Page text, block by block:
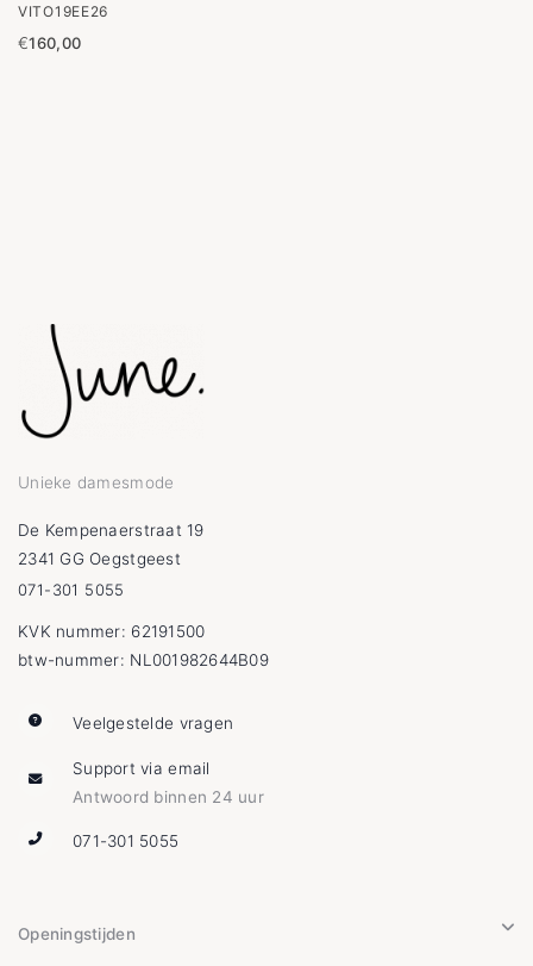
VITO19EE26
€160,00
Unieke damesmode
De Kempenaerstraat 19
2341 GG Oegstgeest
071-301 5055
KVK nummer: 62191500
btw-nummer: NL001982644B09
Veelgestelde vragen
Support via email
Antwoord binnen 24 uur
071-301 5055
Openingstijden